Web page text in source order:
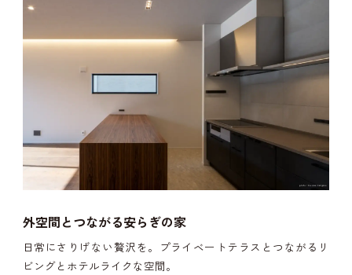
外空間とつながる安らぎの家
日常にさりげない贅沢を。プライベートテラスとつながるリ
ビングとホテルライクな空間。